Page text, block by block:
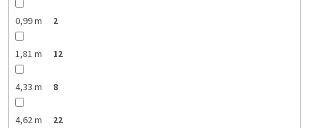
0,99 m 2
1,81 m 12
4,33 m 8
4,62 m 22